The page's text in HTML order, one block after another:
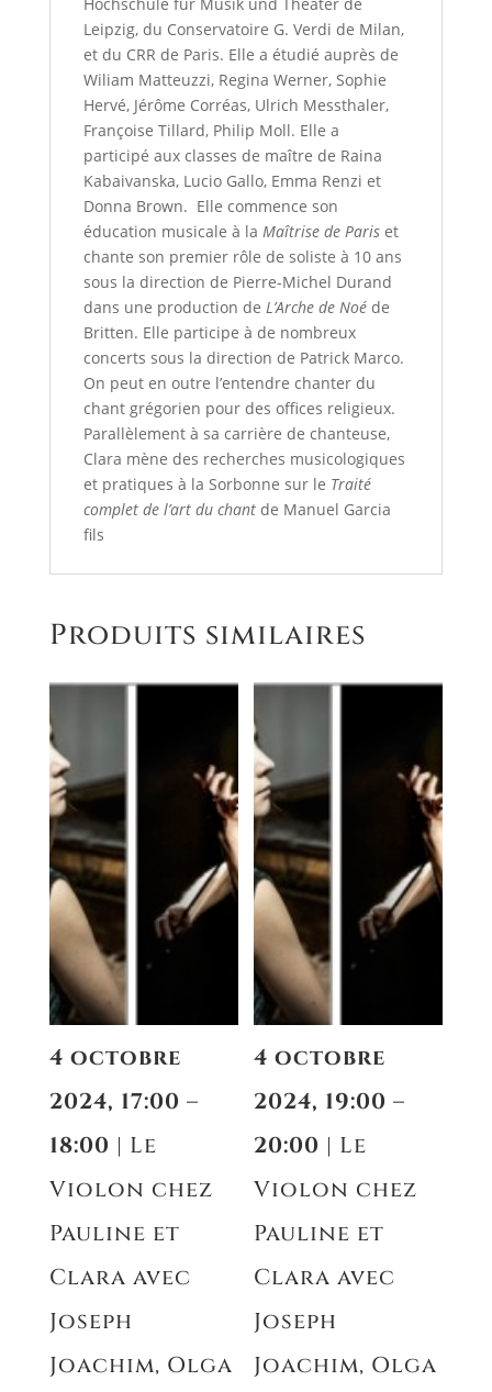
Leipzig, du Conservatoire G. Verdi de Milan,
et du CRR de Paris. Elle a étudié auprès de
Wiliam Matteuzzi, Regina Werner, Sophie
Hervé, Jérôme Corréas, Ulrich Messthaler,
Françoise Tillard, Philip Moll. Elle a
participé aux classes de maître de Raina
Kabaivanska, Lucio Gallo, Emma Renzi et
Donna Brown. Elle commence son
éducation musicale à la Maîtrise de Paris et
chante son premier rôle de soliste à 10 ans
sous la direction de Pierre-Michel Durand
dans une production de L’Arche de Noé de
Britten. Elle participe à de nombreux
concerts sous la direction de Patrick Marco.
On peut en outre l’entendre chanter du
chant grégorien pour des offices religieux.
Parallèlement à sa carrière de chanteuse,
Clara mène des recherches musicologiques
et pratiques à la Sorbonne sur le Traité
complet de l’art du chantde Manuel Garcia
fils
Produits similaires
4 octobre
2024, 17:00 –
18:00 | Le
Violon chez
Pauline et
Clara avec
Joseph
Joachim, Olga
4 octobre
2024, 19:00 –
20:00 | Le
Violon chez
Pauline et
Clara avec
Joseph
Joachim, Olga